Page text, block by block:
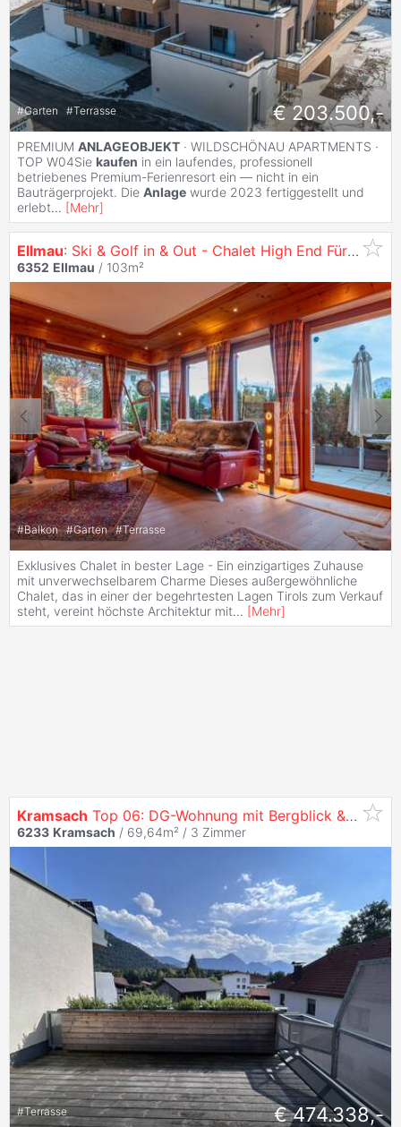
#Garten #Terrasse € 203.500,-
PREMIUM ANLAGEOBJEKT · WILDSCHÖNAU APARTMENTS ·
TOP W04Sie kaufen in ein laufendes, professionell
betriebenes Premium-Ferienresort ein — nicht in ein
Bauträgerprojekt. Die Anlage wurde 2023 fertiggestellt und
erlebt... [Mehr]
Ellmau: Ski & Golf in & Out - Chalet High End Für Diese Saison
6352 Ellmau / 103m²
#Balkon #Garten #Terrasse
Exklusives Chalet in bester Lage - Ein einzigartiges Zuhause
mit unverwechselbarem Charme Dieses außergewöhnliche
Chalet, das in einer der begehrtesten Lagen Tirols zum Verkauf
steht, vereint höchste Architektur mit... [Mehr]
Kramsach Top 06: DG-Wohnung mit Bergblick & Südterrasse – Neubau 2023
6233 Kramsach / 69,64m² / 3 Zimmer
#Terrasse € 474.338,-